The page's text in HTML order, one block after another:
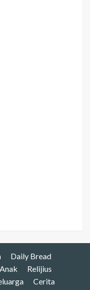
Daily Bread
Anak
Relijius
Cerita